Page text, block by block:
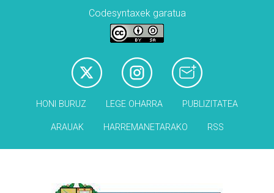
Codesyntaxek garatua
HONI BURUZ LEGE OHARRA PUBLIZITATEA
ARAUAK HARREMANETARAKO RSS